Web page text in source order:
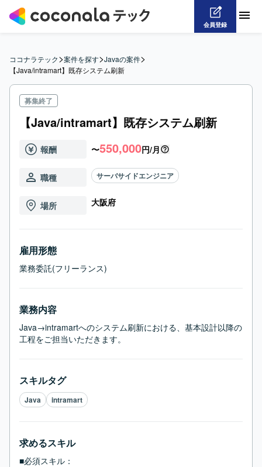
会員登録
ココナラテック>案件を探す>Javaの案件>
【Java/intramart】既存システム刷新
募集終了
【Java/intramart】既存システム刷新
報酬 〜550,000円/月
職種 サーバサイドエンジニア
場所 大阪府
雇用形態
業務委託(フリーランス)
業務内容
Java→intramartへのシステム刷新における、基本設計以降の
工程をご担当いただきます。
スキルタグ
Java intramart
求めるスキル
■必須スキル：